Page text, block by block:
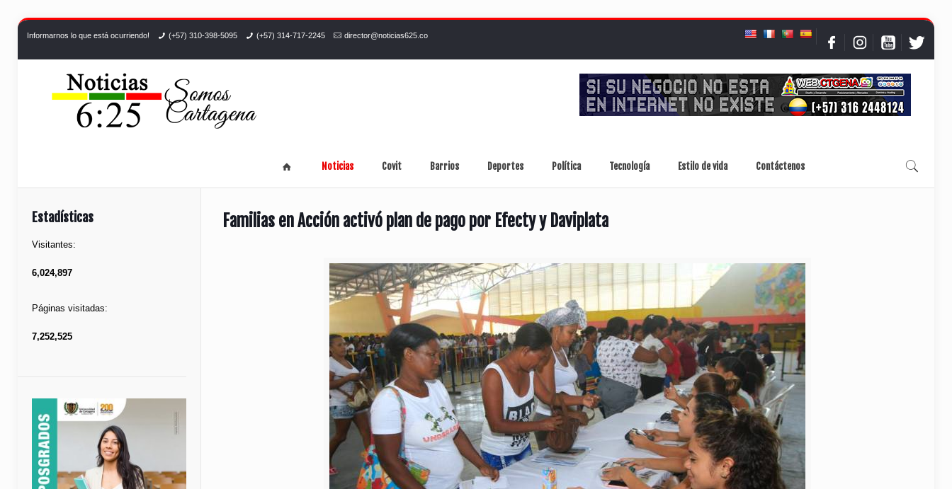
Informarnos lo que está ocurriendo! (+57) 310-398-5095 (+57) 314-717-2245 director@noticias625.co
Noticias Covit Barrios Deportes Política Tecnología Estilo de vida Contáctenos
Familias en Acción activó plan de pago por Efecty y Daviplata
Estadísticas
Visitantes:
6,024,897
Páginas visitadas:
7,252,525